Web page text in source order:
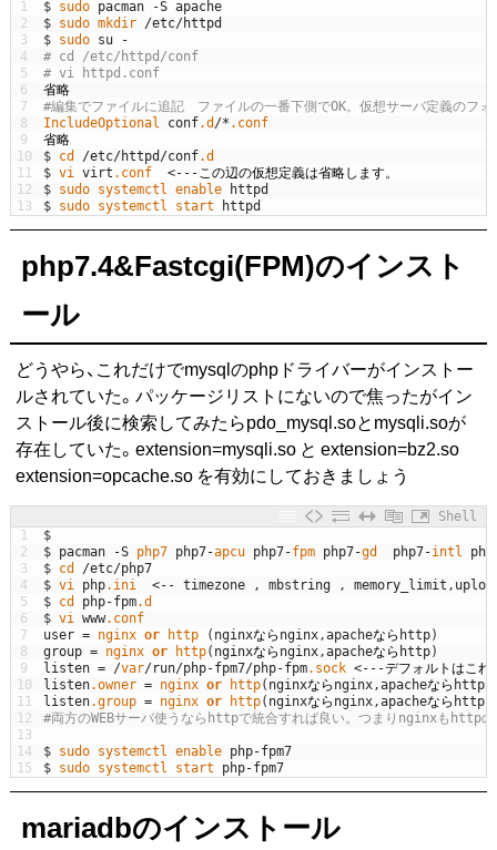
1
2
3
4
5
6
7
8
9
10
11
12
13
$ sudo pacman -S apache
$ sudo mkdir /etc/httpd
$ sudo su
-
# cd /etc/httpd/conf
# vi httpd.conf
省略
#編集でファイルに追記　ファイルの一番下側でOK。仮想サーバ定義のフォ
IncludeOptional conf.d /* .conf
省略
$ cd /etc/httpd /conf.d
$ vi virt .conf <-- -この辺の仮想定義は省略します。
$ sudo systemctl enable
httpd
$ sudo systemctl start httpd
php7.4&Fastcgi(FPM)のインスト
ール
どうやら、これだけでmysqlのphpドライバーがインストー
ルされていた。パッケージリストにないので焦ったがイン
ストール後に検索してみたらpdo_mysql.soとmysqli.soが
存在していた。extension=mysqli.so と extension=bz2.so
extension=opcache.so を有効にしておきましょう
Shell
1
2
3
4
5
6
7
8
9
10
11
12
13
14
15
$
$ pacman -S php7 php7-apcu php7-fpm php7-gd php7-intl
$ cd /etc/php7
$ vi php.ini <-- timezone , mbstring , memory_limit ,
$ cd php-fpm.d
$ vi www.conf
user = nginx or http ( nginxなら nginx,apacheなら http)
group = nginx or http( nginxなら nginx,apacheなら http)
listen = /var/run/php-fpm7/php-fpm.sock <-- -デフォルトはこれ
listen.owner = nginx or http( nginxなら nginx,apacheなら http)
listen.group = nginx or http( nginxなら nginx,apacheなら http)
#両方のWEBサーバ使うならhttpで統合すれば良い。つまりnginxもhttp
$ sudo systemctl enable php-fpm7
$ sudo systemctl start php-fpm7
mariadbのインストール